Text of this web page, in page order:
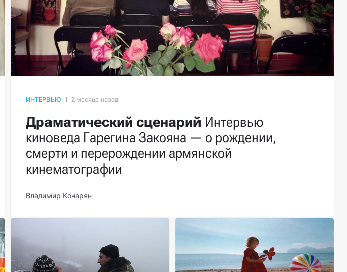
ИНТЕРВЬЮ
Драматический сценарий Интервью
киноведа Гарегина Закояна — о рождении,
смерти и перерождении армянской
кинематографии
Владимир Кочарян